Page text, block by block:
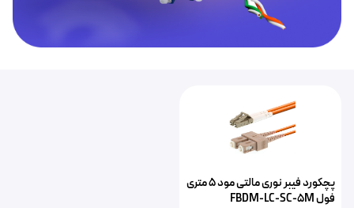
پچکورد فیبر نوری مالتی مود ۵ متری
فول FBDM-LC-SC-5M